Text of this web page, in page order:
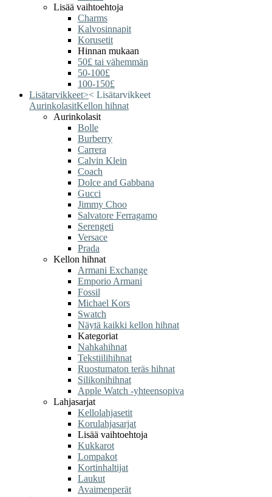
Lisää vaihtoehtoja
Charms
Kalvosinnapit
Korusetit
Hinnan mukaan
50£ tai vähemmän
50-100£
100-150£
Lisätarvikkeet>< Lisätarvikkeet
AurinkolasitKellon hihnat
Aurinkolasit
Bolle
Burberry
Carrera
Calvin Klein
Coach
Dolce and Gabbana
Gucci
Jimmy Choo
Salvatore Ferragamo
Serengeti
Versace
Prada
Kellon hihnat
Armani Exchange
Emporio Armani
Fossil
Michael Kors
Swatch
Näytä kaikki kellon hihnat
Kategoriat
Nahkahihnat
Tekstiilihihnat
Ruostumaton teräs hihnat
Silikonihihnat
Apple Watch -yhteensopiva
Lahjasarjat
Kellolahjasetit
Korulahjasarjat
Lisää vaihtoehtoja
Kukkarot
Lompakot
Kortinhaltijat
Laukut
Avaimenperät